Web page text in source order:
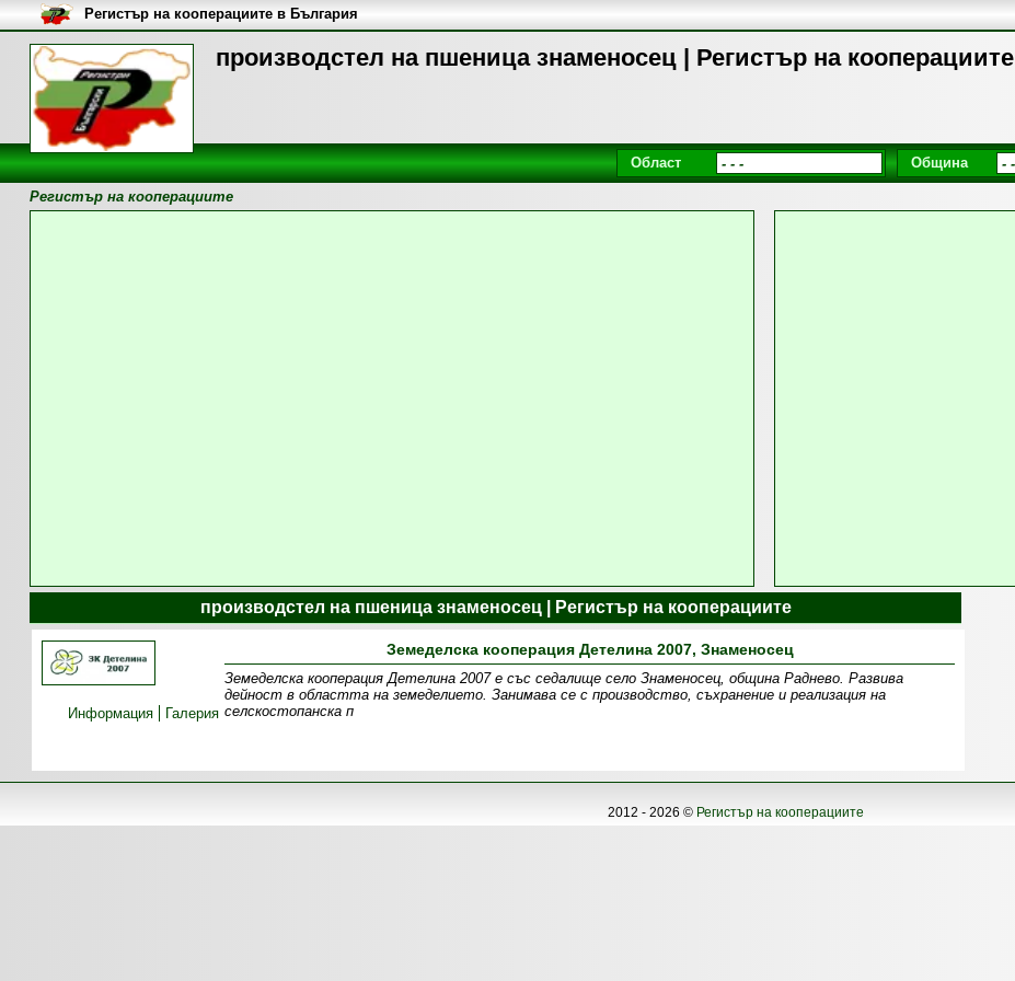
производстел на пшеница знаменосец | Регистър на кооперациите
Регистър на кооперациите в България
Област Община
Регистър на кооперациите
производстел на пшеница знаменосец | Регистър на кооперациите
Земеделска кооперация Детелина 2007, Знаменосец
Земеделска кооперация Детелина 2007 е със седалище село Знаменосец, община Раднево. Развива
дейност в областта на земеделието. Занимава се с производство, съхранение и реализация на
селскостопанска п
Информация Галерия
2012 - 2026 © Регистър на кооперациите